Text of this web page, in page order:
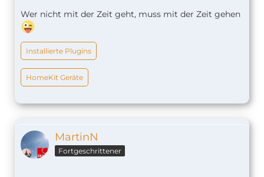
Wer nicht mit der Zeit geht, muss mit der Zeit gehen
Installierte Plugins
HomeKit Geräte
MartinN
Fortgeschrittener